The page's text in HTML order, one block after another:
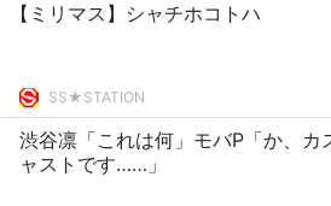
【ミリマス】シャチホコトハ
SS★STATION
渋谷凛「これは何」モバP「か、カ
ャストです……」